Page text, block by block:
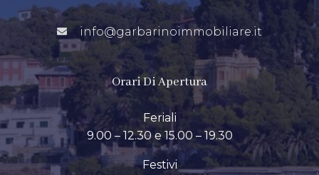
info@garbarinoimmobiliare.it
Orari Di Apertura
Feriali
9.00 – 12.30 e 15.00 – 19.30
Festivi